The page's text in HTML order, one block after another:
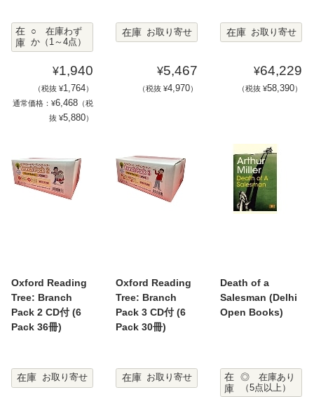
在
庫
○ 在庫わず
か（1～4点）
¥1,940
（税抜 ¥1,764）
通常価格：¥6,468（税
抜 ¥5,880）
在庫 お取り寄せ
¥5,467
（税抜 ¥4,970）
在庫 お取り寄せ
¥64,229
（税抜 ¥58,390）
Oxford Reading
Tree: Branch
Pack 2 CD付 (6
Pack 36冊)
在庫 お取り寄せ
Oxford Reading
Tree: Branch
Pack 3 CD付 (6
Pack 30冊)
在庫 お取り寄せ
Death of a
Salesman (Delhi
Open Books)
在
庫
◎ 在庫あり
（5点以上）